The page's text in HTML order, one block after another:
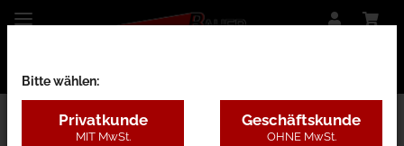
15 - Transportbahn-Systeme
Bitte wählen:
Privatkunde
MIT MwSt.
Geschäftskunde
OHNE MwSt.